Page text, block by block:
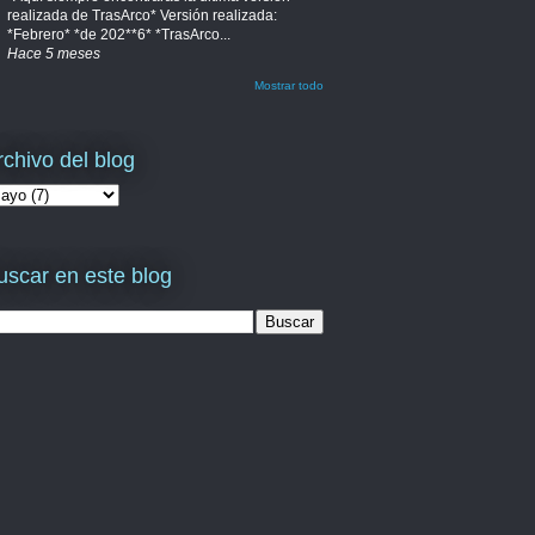
realizada de TrasArco* Versión realizada:
*Febrero* *de 202**6* *TrasArco...
Hace 5 meses
Mostrar todo
del blog
en este blog